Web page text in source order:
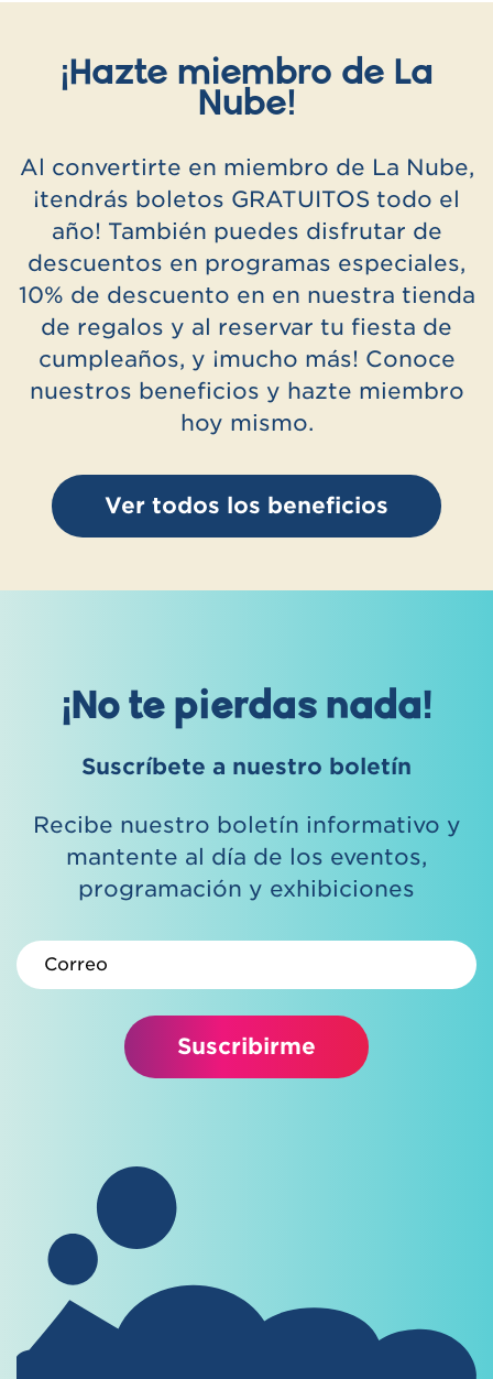
¡Hazte miembro de La
Nube!
Al convertirte en miembro de La Nube,
¡tendrás boletos GRATUITOS todo el
año! También puedes disfrutar de
descuentos en programas especiales,
10% de descuento en en nuestra tienda
de regalos y al reservar tu fiesta de
cumpleaños, y ¡mucho más! Conoce
nuestros beneficios y hazte miembro
hoy mismo.
Ver todos los beneficios
¡No te pierdas nada!
Suscríbete a nuestro boletín
Recibe nuestro boletín informativo y
mantente al día de los eventos,
programación y exhibiciones
Suscribirme